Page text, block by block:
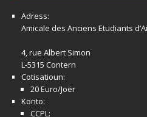
Adress:
Amicale des Anciens Etudiants
4, rue Albert Simon
L-5315 Contern
Cotisatioun:
20 Euro/Joër
Konto:
CCPL: